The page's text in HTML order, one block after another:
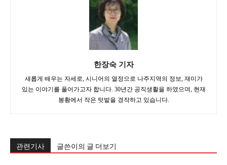
한장숙 기자
새롭게 배우는 자세로, 시니어의 열정으로 나주지역의 정보, 재미가
있는 이야기를 풀어가고자 합니다. 30년간 공직생활을 하였으며, 현재
봉황에서 작은 텃밭을 경작하고 있습니다.
관련기사 글쓴이의 글 더보기